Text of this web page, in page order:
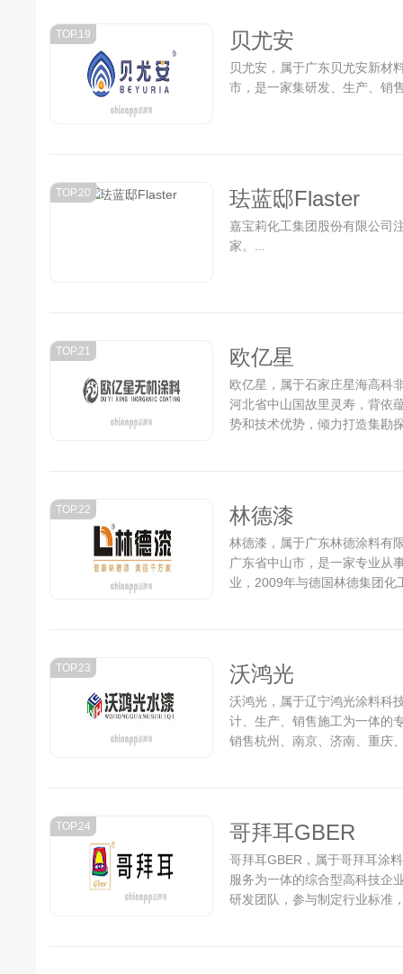
TOP.19 贝尤安
贝尤安，属于广东贝尤安新
市，是一家集研发、生产、销
TOP.20 珐蓝邸Flaster
嘉宝莉化工集团股份有限公
家。...
TOP.21 欧亿星
欧亿星，属于石家庄星海高科
河北省中山国故里灵寿，背依
势和技术优势，倾力打造集勘
TOP.22 林德漆
林德漆，属于广东林德涂料有
广东省中山市，是一家专业从
业，2009年与德国林德集团化
漆、多彩漆、地坪漆、聚酯漆
主营品牌—林德漆先后荣获上
十大品牌等荣誉，并与中铁集
期合作关系。...
TOP.23 沃鸿光
沃鸿光，属于辽宁鸿光涂料科
计、生产、销售施工为一体的
销售杭州、南京、济南、重庆
TOP.24 哥拜耳GBER
哥拜耳GBER，属于哥拜耳涂
服务为一体的综合型高科技企
研发团队，参与制定行业标准